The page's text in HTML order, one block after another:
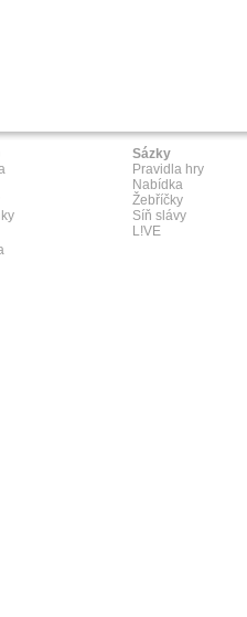
Sázky
Pravidla hry
Nabídka
Žebříčky
Síň slávy
L!VE